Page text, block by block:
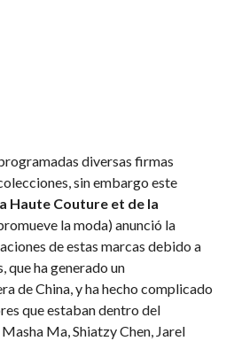
diversas firmas
sin embargo este
Haute Couture et de la
la moda) anunció la
de estas marcas debido a
que ha generado un
de China, y ha hecho complicado
que estaban dentro del
Ma, Shiatzy Chen, Jarel